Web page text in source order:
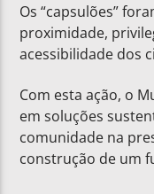
Os “capsulões”
proximidade,
acessibilidade dos
Com esta ação, o
em soluções
comunidade na
construção de um